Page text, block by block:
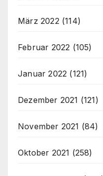
März 2022 (114)
Februar 2022 (105)
Januar 2022 (121)
Dezember 2021 (121)
November 2021 (84)
Oktober 2021 (258)